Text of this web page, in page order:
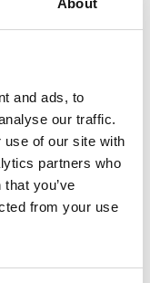
About
and ads, to
our traffic.
use of our site with
partners who
you’ve
from your use